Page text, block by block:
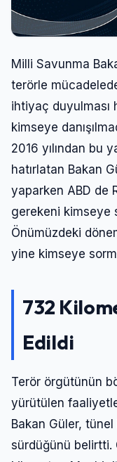
Milli Savunma
terörle
ihtiyaç duyulması
kimseye
2016 yılından bu
hatırlatan Bakan
yaparken ABD de
gerekeni kimseye
Önümüzdeki
yine kimseye
732
Edildi
Terör örgütünün
yürütülen
Bakan Güler, tünel
sürdüğünü belirtti.